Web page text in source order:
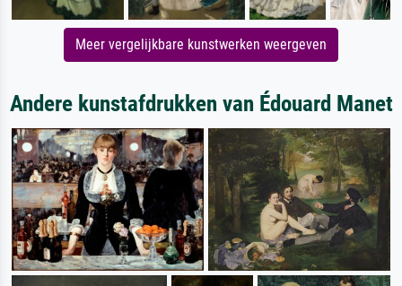
Meer vergelijkbare kunstwerken weergeven
Andere kunstafdrukken van Édouard Manet